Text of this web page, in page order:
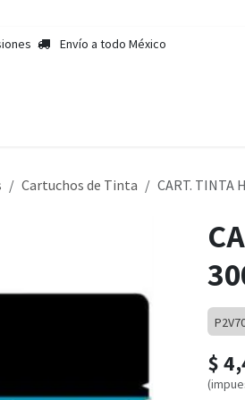
Envío a todo México
Cartuchos de Tinta CART. TINTA
$